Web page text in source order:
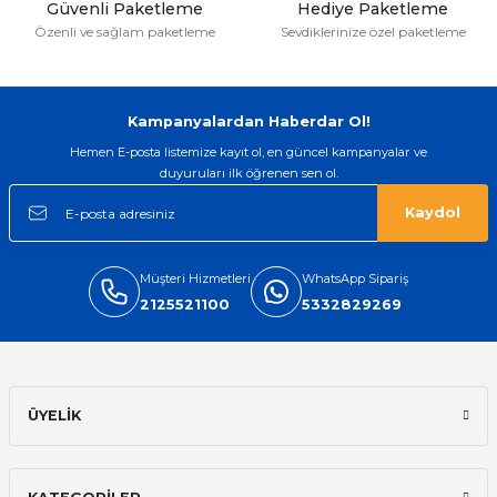
400gr Kuşe Kısmi Laklı Kartvizit Şeffaf Kartvizit
Güvenli Paketleme
Özenli ve sağlam paketleme
Hediye Paketleme
Sevdiklerinize özel paketleme
Kampanyalardan Haberdar Ol!
Hemen E-posta listemize kayıt ol, en güncel kampanyalar ve
duyuruları ilk öğrenen sen ol.
Kaydol
Müşteri Hizmetleri
2125521100
WhatsApp Sipariş
5332829269
ÜYELİK